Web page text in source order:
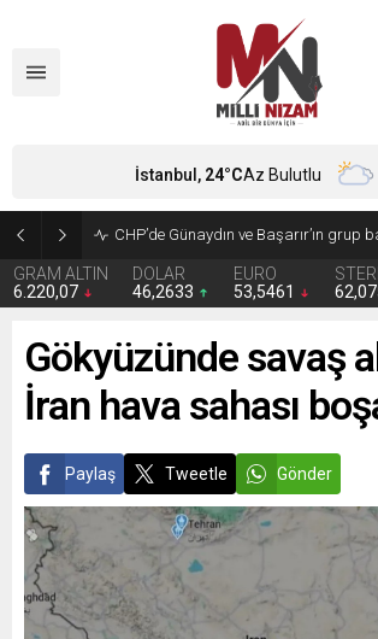
Zorunlu trafik sigortasında yeni dönem
GRAM ALTIN
6.220,07
DOLAR
46,2633
EURO
53,5461
İstanbul, 24°CAz Bulutlu
Gökyüzünde savaş
İran hava sahası
Paylaş Tweetle Gönder